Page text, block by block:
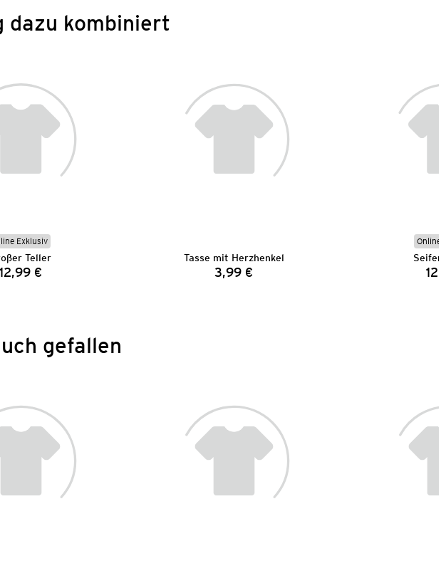
dazu kombiniert
Exklusiv
Teller
Preis:
12,99 €
Tasse mit Herzhenkel
Preis:
3,99 €
Online
gefallen